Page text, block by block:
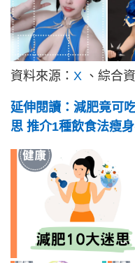
資料來源： X 、綜合
延伸閱讀：減肥竟可
思 推介1種飲食法瘦